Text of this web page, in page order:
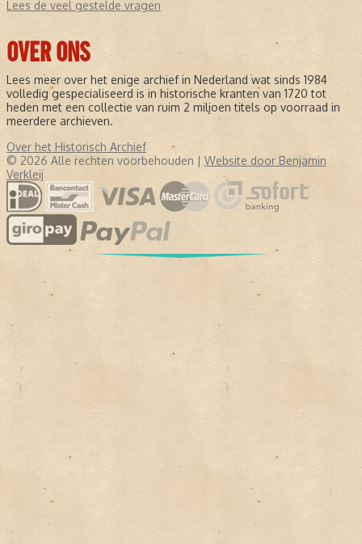
Lees de veel gestelde vragen
OVER ONS
Lees meer over het enige archief in Nederland wat sinds 1984
volledig gespecialiseerd is in historische kranten van 1720 tot
heden met een collectie van ruim 2 miljoen titels op voorraad in
meerdere archieven.
Over het Historisch Archief
© 2026 Alle rechten voorbehouden | Website door Benjamin
Verkleij